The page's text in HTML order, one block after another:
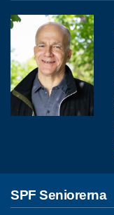
SPF Seniorerna